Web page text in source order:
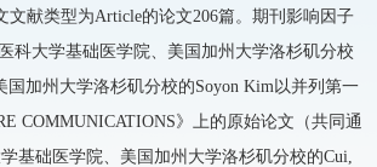
文献类型为Article的论文206篇。期刊影响因子
科大学基础医学院、美国加州大学洛杉矶分校
国加州大学洛杉矶分校的Soyon Kim以并列第一
COMMUNICATIONS》上的原始论文（共同通
基础医学院、美国加州大学洛杉矶分校的Cui,